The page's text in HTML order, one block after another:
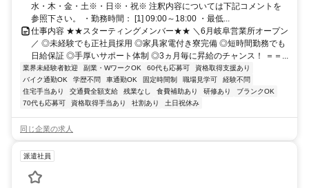
水・木・金・土※・日※・祝※ 注釈内容については下記コメントを
参照下さい。 ・勤務時間： [1] 09:00～18:00 ・最低...
仕事内容 ★★スターティングメンバー★★ ＼6月岐阜営業所オープン
／ ◎未経験でも正社員採用 ◎家具家電付き寮完備 ◎短時間勤務でも
日給保証 ◎手厚いサポート体制 ◎3ヵ月毎に昇給のチャンス！ ＝＝...
業界未経験者歓迎 副業・WワークOK 60代も応募可
資格取得支援あり
バイク通勤OK
学歴不問 車通勤OK 固定時間制 職場見学可
経験不問
住宅手当あり
交通費全額支給 残業なし 食費補助あり 研修あり
ブランクOK
70代も応募可
資格取得手当あり 社割あり 土日祝休み
同じ企業の求人
派遣社員